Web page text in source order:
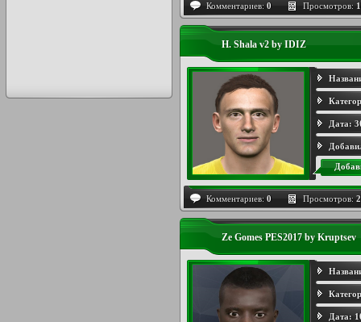
Комментариев: 0 Просмотров:
H. Shala v2 by IDIZ
Дата:
Комментариев: 0 Просмотров:
Ze Gomes PES2017 by Kruptsev
Дата: